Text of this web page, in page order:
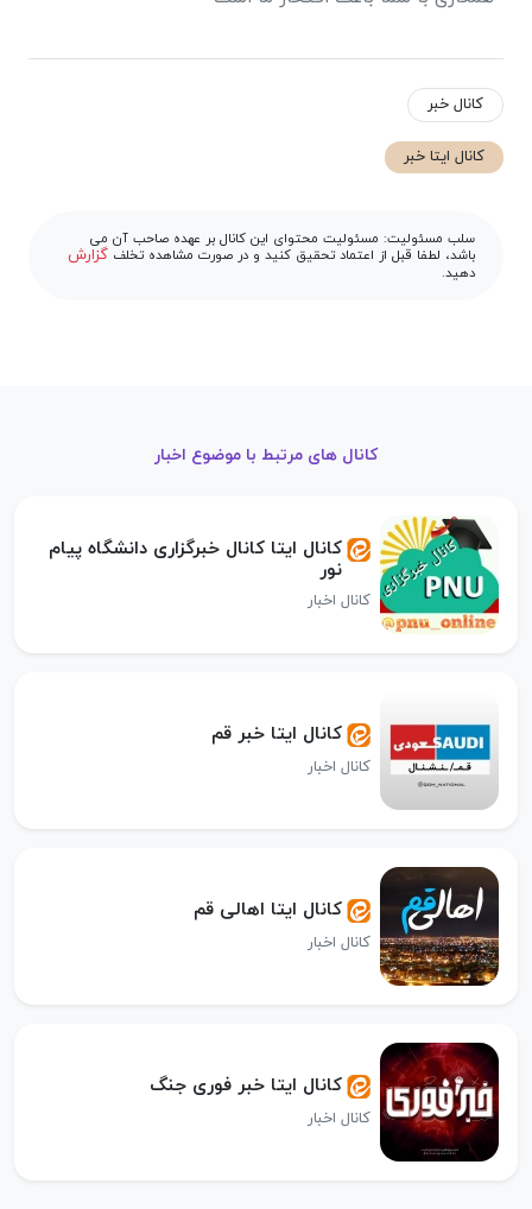
کانال خبر
کانال ایتا خبر
سلب مسئولیت: مسئولیت محتوای این کانال بر عهده صاحب آن می
باشد، لطفا قبل از اعتماد تحقیق کنید و در صورت مشاهده تخلف گزارش
دهید.
کانال های مرتبط با موضوع اخبار
کانال ایتا کانال خبرگزاری دانشگاه پیام
نور
کانال اخبار
کانال ایتا خبر قم
کانال اخبار
کانال ایتا اهالی قم
کانال اخبار
کانال ایتا خبر فوری جنگ
کانال اخبار